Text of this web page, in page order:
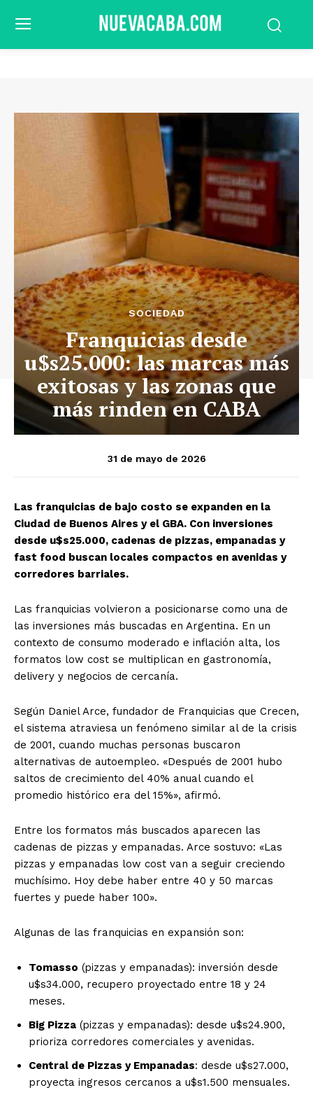
SOCIEDAD
Franquicias desde
u$s25.000: las marcas más
exitosas y las zonas que
más rinden en CABA
31 de mayo de 2026
Las franquicias de bajo costo se expanden en la
Ciudad de Buenos Aires y el GBA. Con inversiones
desde u$s25.000, cadenas de pizzas, empanadas y
fast food buscan locales compactos en avenidas y
corredores barriales.
Las franquicias volvieron a posicionarse como una de
las inversiones más buscadas en Argentina. En un
contexto de consumo moderado e inflación alta, los
formatos low cost se multiplican en gastronomía,
delivery y negocios de cercanía.
Según Daniel Arce, fundador de Franquicias que Crecen,
el sistema atraviesa un fenómeno similar al de la crisis
de 2001, cuando muchas personas buscaron
alternativas de autoempleo. «Después de 2001 hubo
saltos de crecimiento del 40% anual cuando el
promedio histórico era del 15%», afirmó.
Entre los formatos más buscados aparecen las
cadenas de pizzas y empanadas. Arce sostuvo: «Las
pizzas y empanadas low cost van a seguir creciendo
muchísimo. Hoy debe haber entre 40 y 50 marcas
fuertes y puede haber 100».
Algunas de las franquicias en expansión son:
Tomasso (pizzas y empanadas): inversión desde
u$s34.000, recupero proyectado entre 18 y 24
meses.
Big Pizza (pizzas y empanadas): desde u$s24.900,
prioriza corredores comerciales y avenidas.
Central de Pizzas y Empanadas: desde u$s27.000,
proyecta ingresos cercanos a u$s1.500 mensuales.